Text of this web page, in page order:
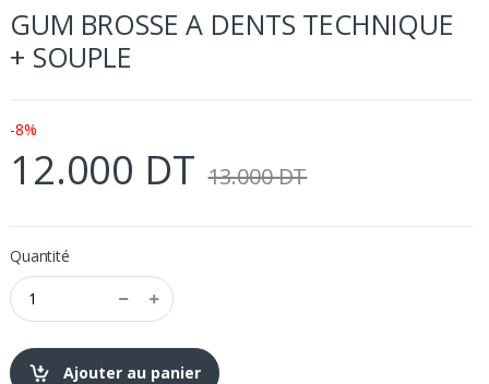
GUM BROSSE A DENTS TECHNIQUE
+ SOUPLE
-8%
12.000 DT 13.000 DT
Quantité
Ajouter au panier